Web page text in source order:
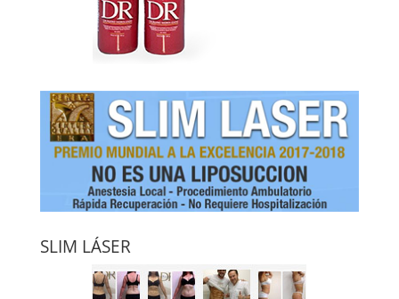
SLIM LÁSER